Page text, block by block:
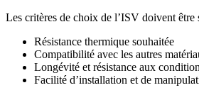
Les critères de choix de l’ISV doivent être
Résistance thermique souhaitée
Compatibilité avec les autres
Longévité et résistance aux
Facilité d’installation et de